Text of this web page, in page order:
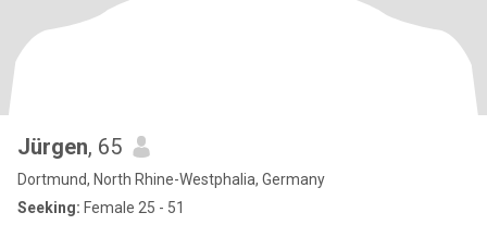
Jürgen, 65
Dortmund, North Rhine-Westphalia, Germany
Seeking: Female 25 - 51